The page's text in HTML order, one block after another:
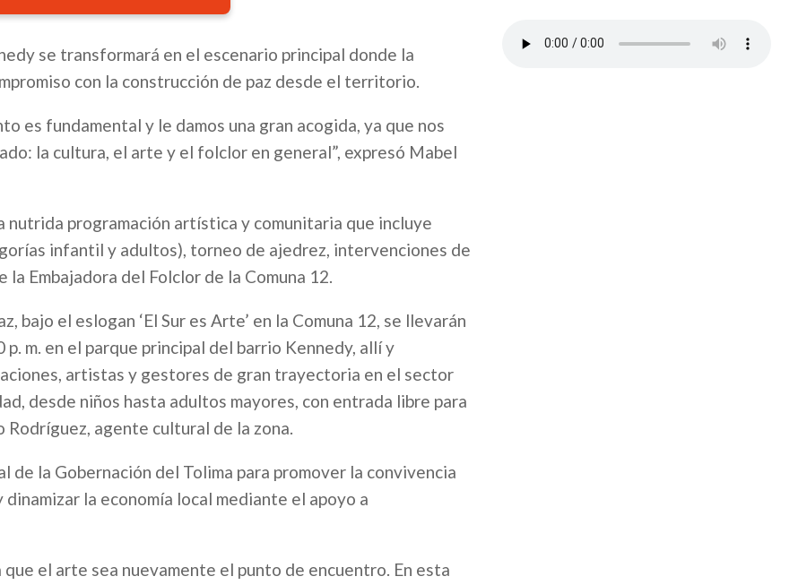
se transformará en el escenario principal donde la
con la construcción de paz desde el territorio.
es fundamental y le damos una gran acogida, ya que nos
la cultura, el arte y el folclor en general”, expresó Mabel
nutrida programación artística y comunitaria que incluye
infantil y adultos), torneo de ajedrez, intervenciones de
Embajadora del Folclor de la Comuna 12.
bajo el eslogan ‘El Sur es Arte’ en la Comuna 12, se llevarán
m. en el parque principal del barrio Kennedy, allí y
artistas y gestores de gran trayectoria en el sector
desde niños hasta adultos mayores, con entrada libre para
agente cultural de la zona.
la Gobernación del Tolima para promover la convivencia
la economía local mediante el apoyo a
el arte sea nuevamente el punto de encuentro. En esta